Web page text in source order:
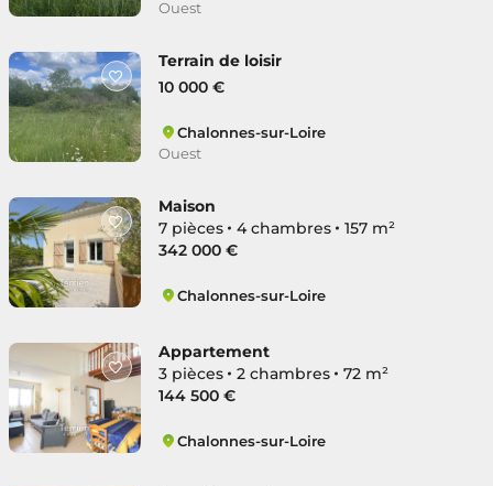
Ouest
Terrain de loisir
10 000 €
Chalonnes-sur-Loire
Ouest
Maison
7 pièces
4 chambres
157 m²
342 000 €
Chalonnes-sur-Loire
Appartement
3 pièces
2 chambres
72 m²
144 500 €
Chalonnes-sur-Loire